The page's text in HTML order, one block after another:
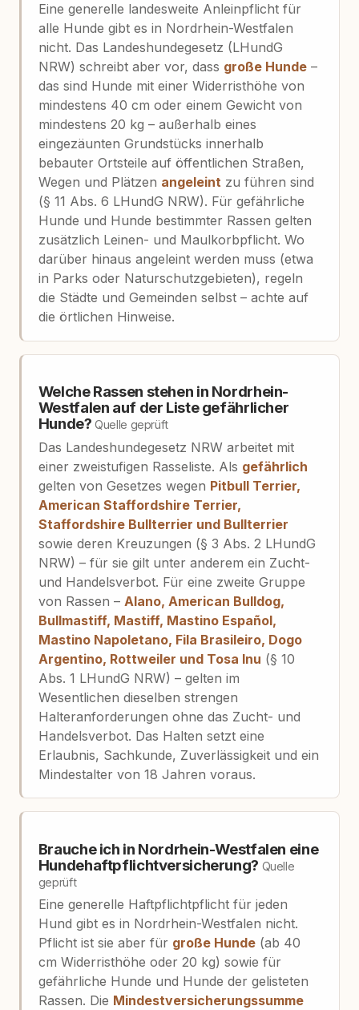
Eine generelle landesweite Anleinpflicht für
alle Hunde gibt es in Nordrhein-Westfalen
nicht. Das Landeshundegesetz (LHundG
NRW) schreibt aber vor, dass große Hunde–
das sind Hunde mit einer Widerristhöhe von
mindestens 40 cm oder einem Gewicht von
mindestens 20 kg – außerhalb eines
eingezäunten Grundstücks innerhalb
bebauter Ortsteile auf öffentlichen Straßen,
Wegen und Plätzen angeleintzu führen sind
(§ 11 Abs. 6 LHundG NRW). Für gefährliche
Hunde und Hunde bestimmter Rassen gelten
zusätzlich Leinen- und Maulkorbpflicht. Wo
darüber hinaus angeleint werden muss (etwa
in Parks oder Naturschutzgebieten), regeln
die Städte und Gemeinden selbst – achte auf
die örtlichen Hinweise.
Welche Rassen stehen in Nordrhein-
Westfalen auf der Liste gefährlicher
Hunde?Quelle geprüft
Das Landeshundegesetz NRW arbeitet mit
einer zweistufigen Rasseliste. Als gefährlich
gelten von Gesetzes wegen Pitbull Terrier,
American Staffordshire Terrier,
Staffordshire Bullterrier und Bullterrier
sowie deren Kreuzungen (§ 3 Abs. 2 LHundG
NRW) – für sie gilt unter anderem ein Zucht-
und Handelsverbot. Für eine zweite Gruppe
von Rassen – Alano, American Bulldog,
Bullmastiff, Mastiff, Mastino Español,
Mastino Napoletano, Fila Brasileiro, Dogo
Argentino, Rottweiler und Tosa Inu (§ 10
Abs. 1 LHundG NRW) – gelten im
Wesentlichen dieselben strengen
Halteranforderungen ohne das Zucht- und
Handelsverbot. Das Halten setzt eine
Erlaubnis, Sachkunde, Zuverlässigkeit und ein
Mindestalter von 18 Jahren voraus.
Brauche ich in Nordrhein-Westfalen eine
Hundehaftpflichtversicherung? Quelle
geprüft
Eine generelle Haftpflichtpflicht für jeden
Hund gibt es in Nordrhein-Westfalen nicht.
Pflicht ist sie aber für große Hunde(ab 40
cm Widerristhöhe oder 20 kg) sowie für
gefährliche Hunde und Hunde der gelisteten
Rassen. Die Mindestversicherungssumme